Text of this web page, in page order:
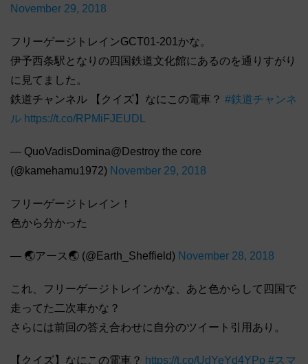
November 29, 2018
フリーゲージトレインGCT01-201かな。
伊予西条駅となりの四国鉄道文化館にあるのを通りすがり
に見てました。
鉄道チャンネル 【クイズ】なにこの電車？ #鉄道チャンネ
ル https://t.co/RPMiFJEUDL
— QuoVadisDomina@Destroy the core
(@kamehamu1972) November 29, 2018
フリーゲージトレイン！
色から分かった
— 🌏アース🌏 (@Earth_Sheffield) November 28, 2018
これ、フリーゲージトレインかな、あと色からして四国で
走ってた二次車かな？
さらには前回の答え合わせに自分のツイート引用あり。
【クイズ】なにこの電車？ https://t.co/UdYeYd4YPo #スマ